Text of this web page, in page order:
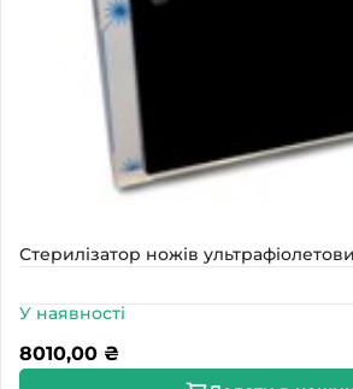
Стерилізатор ножів
У наявності
8010,00 ₴